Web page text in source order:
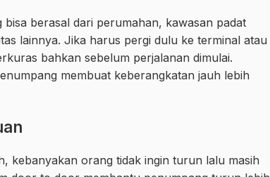
berasal dari perumahan, kawasan padat
lainnya. Jika harus pergi dulu ke terminal atau
bahkan sebelum perjalanan dimulai.
membuat keberangkatan jauh lebih
kebanyakan orang tidak ingin turun lalu masih